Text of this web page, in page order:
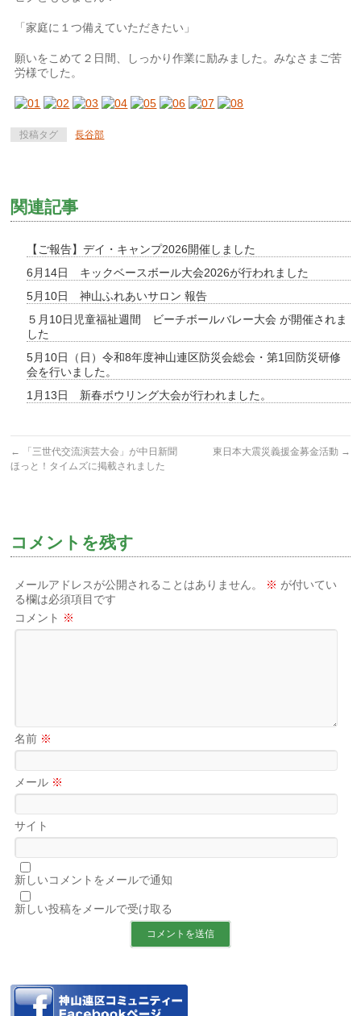
「家庭に１つ備えていただきたい」
願いをこめて２日間、しっかり作業に励みました。みなさまご苦
労様でした。
投稿タグ 長谷部
関連記事
【ご報告】デイ・キャンプ2026開催しました
6月14日 キックベースボール大会2026が行われました
5月10日 神山ふれあいサロン 報告
５月10日児童福祉週間 ビーチボールバレー大会 が開催されま
した
5月10日（日）令和8年度神山連区防災会総会・第1回防災研修
会を行いました。
1月13日 新春ボウリング大会が行われました。
←
「三世代交流演芸大会」が中日新聞
ほっと！タイムズに掲載されました
東日本大震災義援金募金活動 →
コメントを残す
メールアドレスが公開されることはありません。 ※ が付いてい
る欄は必須項目です
コメント ※
名前 ※
メール ※
サイト
新しいコメントをメールで通知
新しい投稿をメールで受け取る